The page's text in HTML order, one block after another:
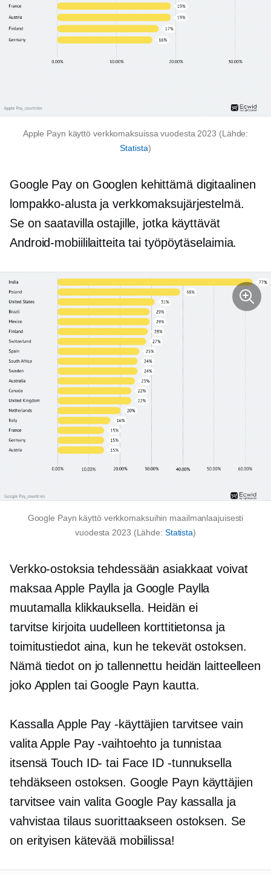
Apple Payn käyttö verkkomaksuissa vuodesta 2023 (Lähde:
Statista)
Google Pay on Googlen kehittämä digitaalinen
lompakko-alusta ja verkkomaksujärjestelmä.
Se on saatavilla ostajille, jotka käyttävät
Android-mobiililaitteita tai työpöytäselaimia.
Google Payn käyttö verkkomaksuihin maailmanlaajuisesti
vuodesta 2023 (Lähde: Statista)
Verkko-ostoksia tehdessään asiakkaat voivat
maksaa Apple Paylla ja Google Paylla
muutamalla klikkauksella. Heidän ei
tarvitse kirjoita uudelleen korttitietonsa ja
toimitustiedot aina, kun he tekevät ostoksen.
Nämä tiedot on jo tallennettu heidän laitteelleen
joko Applen tai Google Payn kautta.
Kassalla Apple Pay -käyttäjien tarvitsee vain
valita Apple Pay -vaihtoehto ja tunnistaa
itsensä Touch ID- tai Face ID -tunnuksella
tehdäkseen ostoksen. Google Payn käyttäjien
tarvitsee vain valita Google Pay kassalla ja
vahvistaa tilaus suorittaakseen ostoksen. Se
on erityisen kätevää mobiilissa!